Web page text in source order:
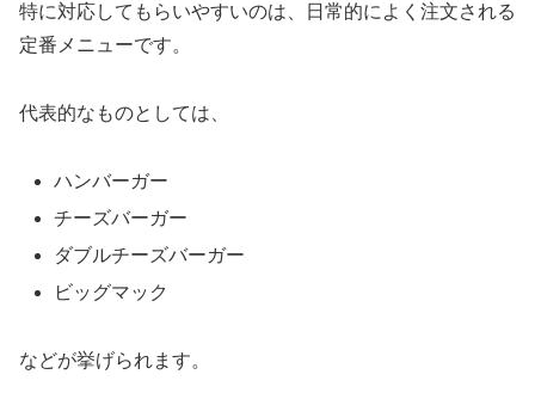
特に対応してもらいやすいのは、日常的によく注文される
定番メニューです。
代表的なものとしては、
ハンバーガー
チーズバーガー
ダブルチーズバーガー
ビッグマック
などが挙げられます。